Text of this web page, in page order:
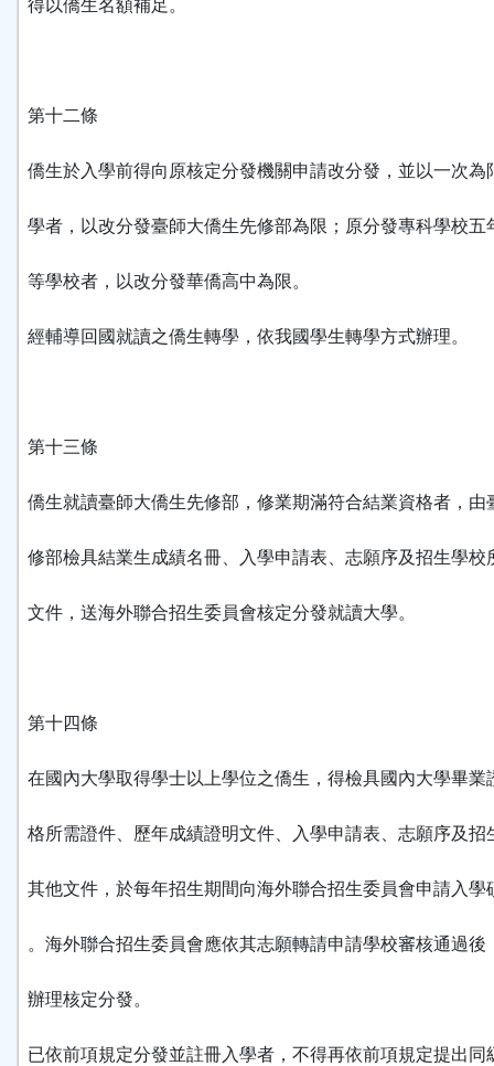
得以僑生名額補足。
第十二條
僑生於入學前得向原核定分發機關申請改分發，並以一次為
學者，以改分發臺師大僑生先修部為限；原分發專科學校五
等學校者，以改分發華僑高中為限。
經輔導回國就讀之僑生轉學，依我國學生轉學方式辦理。
第十三條
僑生就讀臺師大僑生先修部，修業期滿符合結業資格者，由
修部檢具結業生成績名冊、入學申請表、志願序及招生學校
文件，送海外聯合招生委員會核定分發就讀大學。
第十四條
在國內大學取得學士以上學位之僑生，得檢具國內大學畢業
格所需證件、歷年成績證明文件、入學申請表、志願序及招
其他文件，於每年招生期間向海外聯合招生委員會申請入學
。海外聯合招生委員會應依其志願轉請申請學校審核通過後
辦理核定分發。
已依前項規定分發並註冊入學者，不得再依前項規定提出同